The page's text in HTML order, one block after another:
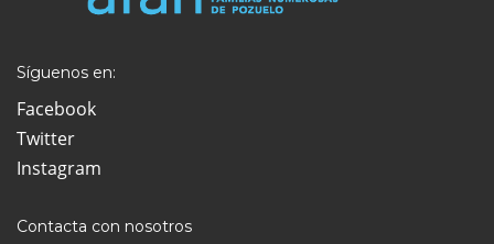
Síguenos en:
Facebook
Twitter
Instagram
Contacta con nosotros